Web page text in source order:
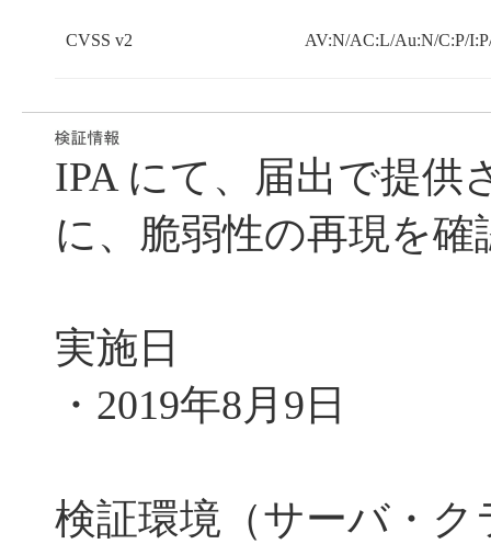
CVSS v2 AV:N/AC:L/Au:N/C:P/
IPA にて、届出で提供
に、脆弱性の再現を
実施日
・2019年8月9日
検証環境（サーバ・